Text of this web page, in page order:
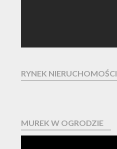
RYNEK NIERUCHOMOŚCI
MUREK W OGRODZIE